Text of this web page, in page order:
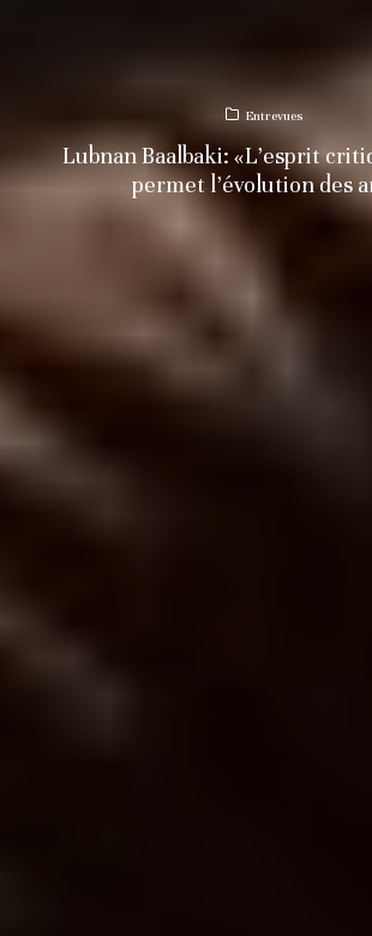
Entrevues
Lubnan Baalbaki: «L’esprit
permet l’évolution des